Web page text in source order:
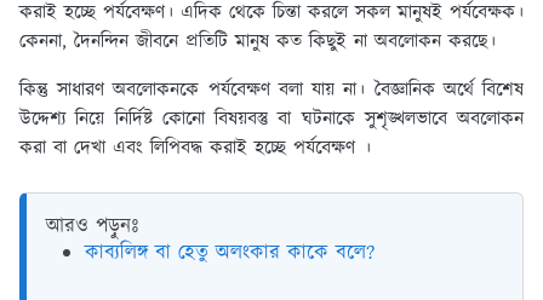
করাই হচ্ছে পর্যবেক্ষণ। এদিক থেকে চিন্তা করলে সকল মানুষই পর্যবেক্ষক।
কেননা, দৈনন্দিন জীবনে প্রতিটি মানুষ কত কিছুই না অবলোকন করছে।
কিন্তু সাধারণ অবলোকনকে পর্যবেক্ষণ বলা যায় না। বৈজ্ঞানিক অর্থে বিশেষ
উদ্দেশ্য নিয়ে নির্দিষ্ট কোনো বিষয়বস্তু বা ঘটনাকে সুশৃঙ্খলভাবে অবলোকন
করা বা দেখা এবং লিপিবদ্ধ করাই হচ্ছে পর্যবেক্ষণ ।
আরও পড়ুনঃ
কাব্যলিঙ্গ বা হেতু অলংকার কাকে বলে?